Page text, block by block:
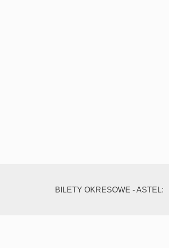
BILETY OKRESOWE - ASTEL: